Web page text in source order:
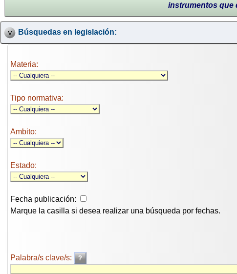
instrumentos que
Búsquedas en legislación:
Materia:
Tipo normativa:
Ambito:
Estado:
Fecha publicación:
Marque la casilla si desea realizar una búsqueda por fechas.
Palabra/s clave/s: